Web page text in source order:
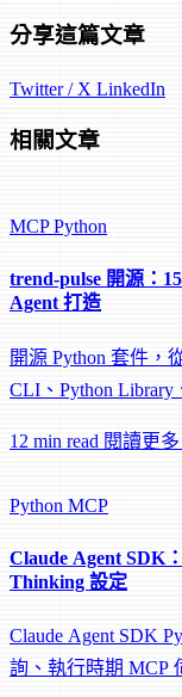
分享這篇文章
Twitter / X LinkedIn
相關文章
MCPPython
trend-pulse 開源：
Agent 打造
開源 Python 套件，
CLI、Python Library
12 min read 閱讀更
Python MCP
Claude Agent SDK
Thinking 設定
Claude Agent SDK
詢、執行時期 MCP